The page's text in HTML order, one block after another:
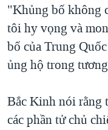
"Khủng bố không
tôi hy vọng và
bố của Trung
ủng hộ trong
Bắc Kinh nói rằng
các phần tử chủ